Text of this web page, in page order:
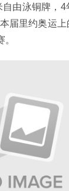
由泳铜牌，4
届里约奥运